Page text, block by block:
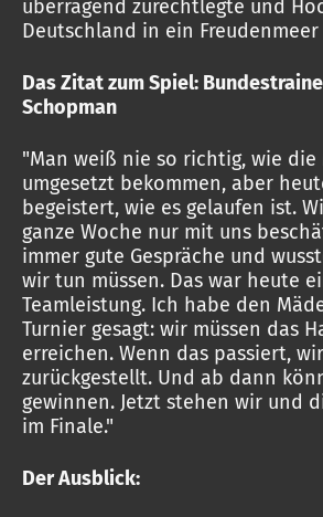
überragend zurechtlegte und
Deutschland in ein
Das Zitat zum Spiel:
Schopman
"Man weiß nie so richtig, wie die
umgesetzt bekommen, aber
begeistert, wie es gelaufen ist.
ganze Woche nur mit uns
immer gute Gespräche und
wir tun müssen. Das war heute
Teamleistung. Ich habe den
Turnier gesagt: wir müssen das
erreichen. Wenn das passiert,
zurückgestellt. Und ab dann
gewinnen. Jetzt stehen wir und
im Finale."
Der Ausblick: